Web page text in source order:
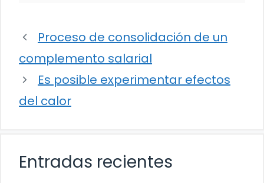
Proceso de consolidación de un
complemento salarial
Es posible experimentar efectos
del calor
Entradas recientes